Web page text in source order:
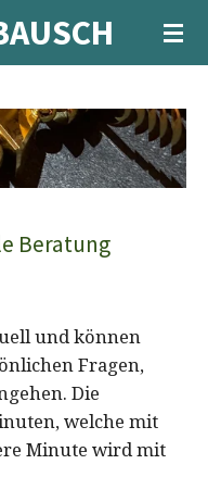
Beratung
und können
Fragen,
Die
welche mit
Minute wird mit